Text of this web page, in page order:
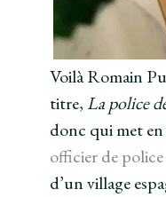
Voilà Romain
titre,La police
donc qui met en
officier de
d’un village